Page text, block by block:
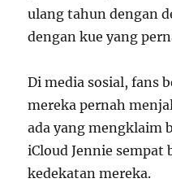
ulang tahun dengan
dengan kue yang
Di media sosial, fans
mereka pernah
ada yang mengklaim
iCloud Jennie
kedekatan mereka.